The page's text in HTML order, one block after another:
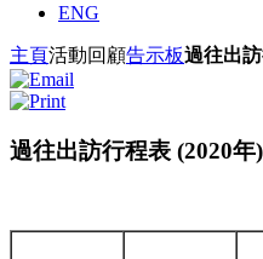
ENG
主頁活動回顧告示板過往出
過往出訪行程表 (2020年)